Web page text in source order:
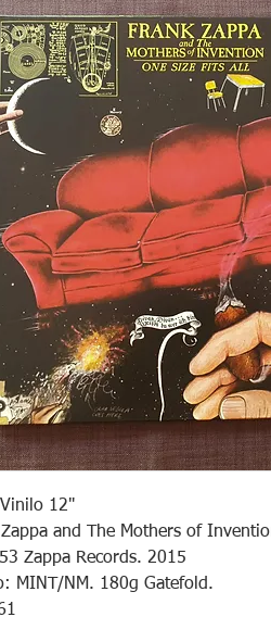
12"
Zappa and The Mothers of
Zappa Records. 2015
MINT/NM. 180g Gatefold.